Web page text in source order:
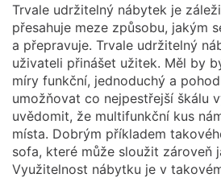
Trvale udržitelný nábytek je
přesahuje meze způsobu, jakým
a přepravuje. Trvale udržitelný
uživateli přinášet užitek. Měl by
míry funkční, jednoduchý a
umožňovat co nejpestřejší škálu
uvědomit, že multifunkční kus
místa. Dobrým příkladem
sofa, které může sloužit zároveň
Využitelnost nábytku je v